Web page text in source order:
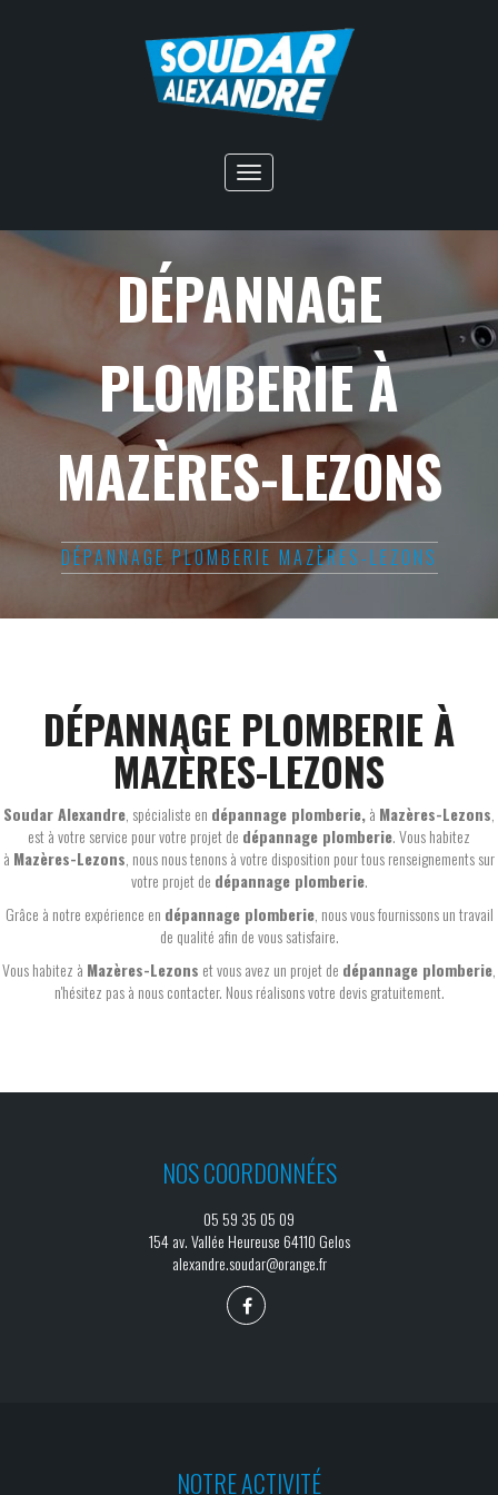
Toggle
navigation
DÉPANNAGE
PLOMBERIE À
MAZÈRES-LEZONS
DÉPANNAGE PLOMBERIE MAZÈRES-LEZONS
DÉPANNAGE PLOMBERIE À
MAZÈRES-LEZONS
Soudar Alexandre , spécialiste en dépannage plomberie,à Mazères-Lezons
est à votre service pour votre projet de dépannage plomberie. Vous habitez
à Mazères-Lezons , nous nous tenons à votre disposition pour tous renseignements sur
votre projet de dépannage plomberie.
Grâce à notre expérience en dépannage plomberie, nous vous fournissons un travail
de qualité afin de vous satisfaire.
Vous habitez à Mazères-Lezons et vous avez un projet de dépannage plomberie
n'hésitez pas à nous contacter. Nous réalisons votre devis gratuitement.
NOS COORDONNÉES
05 59 35 05 09
154 av. Vallée Heureuse 64110 Gelos
alexandre.soudar@orange.fr
NOTRE ACTIVITÉ